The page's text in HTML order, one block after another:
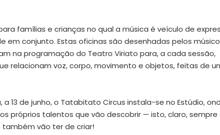
famílias e crianças no qual a música é veículo de
conjunto. Estas oficinas são desenhadas pelos
na programação do Teatro Viriato para, a cada sessão,
relacionam voz, corpo, movimento e objetos, feitas de
13 de junho, o Tatabitato Circus instala-se no Estúdio,
próprios talentos que vão descobrir — isto, claro, sempre
vão ter de criar!